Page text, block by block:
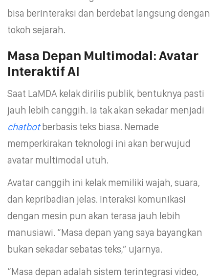
bisa berinteraksi dan berdebat langsung dengan
tokoh sejarah.
Masa Depan Multimodal: Avatar
Interaktif AI
Saat LaMDA kelak dirilis publik, bentuknya pasti
jauh lebih canggih. Ia tak akan sekadar menjadi
chatbotberbasis teks biasa. Nemade
memperkirakan teknologi ini akan berwujud
avatar multimodal utuh.
Avatar canggih ini kelak memiliki wajah, suara,
dan kepribadian jelas. Interaksi komunikasi
dengan mesin pun akan terasa jauh lebih
manusiawi. “Masa depan yang saya bayangkan
bukan sekadar sebatas teks,” ujarnya.
“Masa depan adalah sistem terintegrasi video,